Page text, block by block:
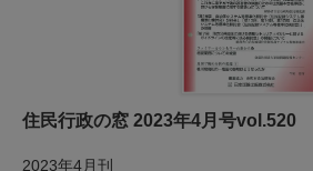
住民行政の窓 2023年4月号vol.520
2023年4月刊